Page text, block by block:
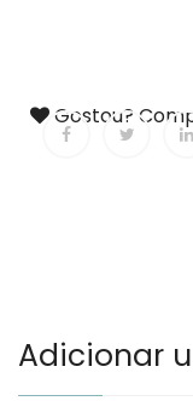
Gostou?
Adicionar